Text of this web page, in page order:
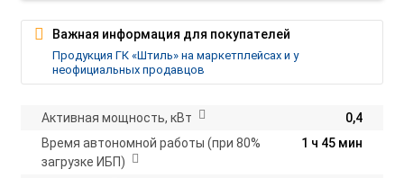
Активная мощность, кВт
0,4
Время автономной работы (при 80%
загрузке ИБП)
1 ч 45 мин
Важная информация для покупателей
Продукция ГК «Штиль» на маркетплейсах и у
неофициальных продавцов